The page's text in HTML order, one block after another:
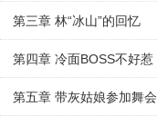
第三章 林“冰山”的回忆
第四章 冷面BOSS不好惹
第五章 带灰姑娘参加舞会